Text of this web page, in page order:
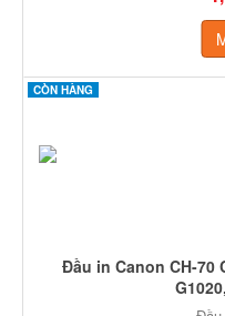
CÒN HÀNG
Đầu in Canon CH-70